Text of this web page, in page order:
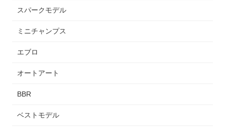
スパークモデル
ミニチャンプス
エブロ
オートアート
BBR
ベストモデル